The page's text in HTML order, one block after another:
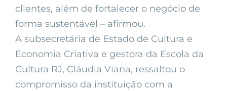
clientes, além de fortalecer o negócio de
forma sustentável – afirmou.
A subsecretária de Estado de Cultura e
Economia Criativa e gestora da Escola da
Cultura RJ, Cláudia Viana, ressaltou o
compromisso da instituição com a